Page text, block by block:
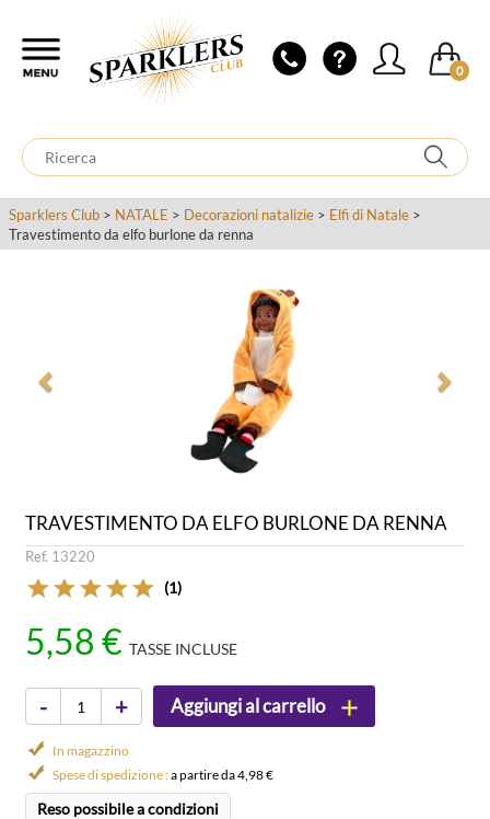
0
Sparklers Club > NATALE > Decorazioni natalizie > Elfi di Natale >
Travestimento da elfo burlone da renna
Previous Next
TRAVESTIMENTO DA ELFO BURLONE DA RENNA
Ref. 13220
(1)
5,58 € TASSE INCLUSE
- + Aggiungi al carrello
In magazzino
Spese di spedizione :a partire da 4,98 €
Reso possibile a condizioni